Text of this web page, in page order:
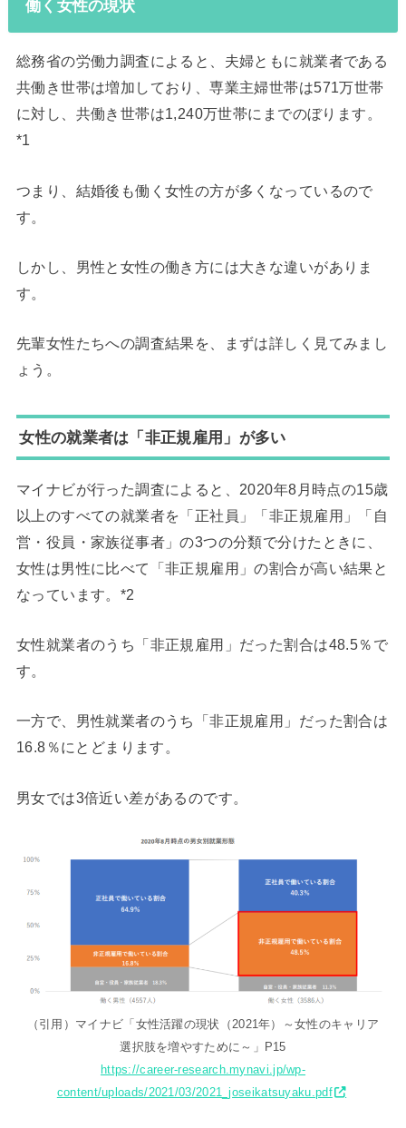
働く女性の現状
総務省の労働力調査によると、夫婦ともに就業者である
共働き世帯は増加しており、専業主婦世帯は571万世帯
に対し、共働き世帯は1,240万世帯にまでのぼります。
*1
つまり、結婚後も働く女性の方が多くなっているので
す。
しかし、男性と女性の働き方には大きな違いがありま
す。
先輩女性たちへの調査結果を、まずは詳しく見てみまし
ょう。
女性の就業者は「非正規雇用」が多い
マイナビが行った調査によると、2020年8月時点の15歳
以上のすべての就業者を「正社員」「非正規雇用」「自
営・役員・家族従事者」の3つの分類で分けたときに、
女性は男性に比べて「非正規雇用」の割合が高い結果と
なっています。*2
女性就業者のうち「非正規雇用」だった割合は48.5％で
す。
一方で、男性就業者のうち「非正規雇用」だった割合は
16.8％にとどまります。
男女では3倍近い差があるのです。
（引用）マイナビ「女性活躍の現状（2021年）～女性のキャリア
選択肢を増やすために～」P15
https://career-research.mynavi.jp/wp-
content/uploads/2021/03/2021_joseikatsuyaku.pdf